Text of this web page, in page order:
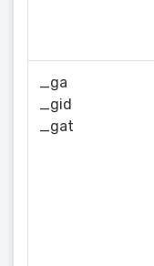
_ga
_gid
_gat